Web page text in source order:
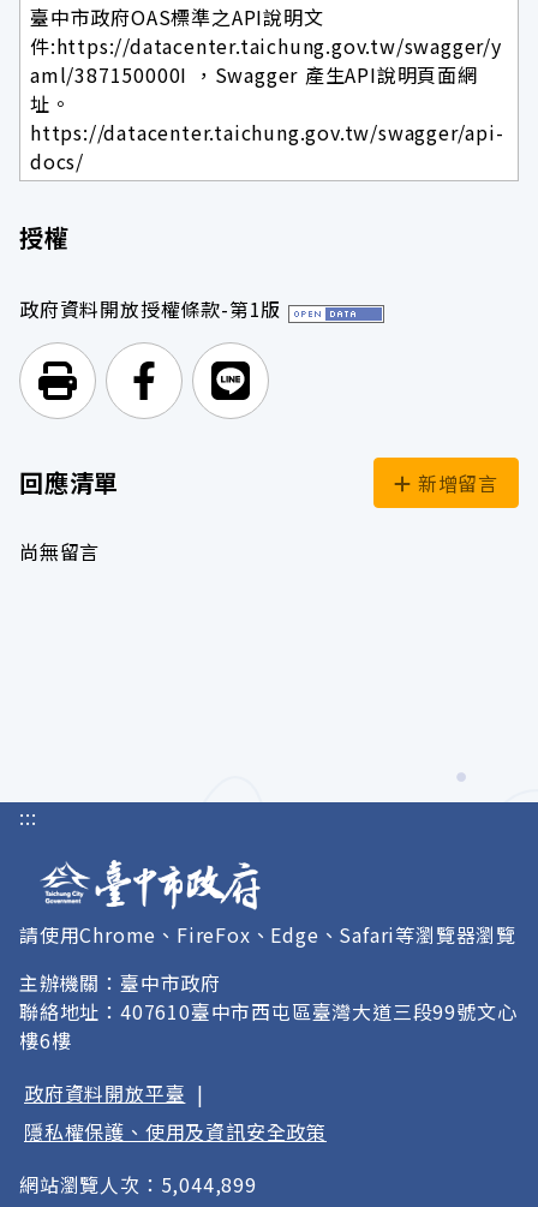
臺中市政府OAS標準之API說明文
件:https://datacenter.taichung.gov.tw/swagger/y
aml/387150000I ，Swagger 產生API說明頁面網
址。
https://datacenter.taichung.gov.tw/swagger/api-
docs/
授權
政府資料開放授權條款-第1版
列印頁面前往Facebook
前往Line
回應清單 新增留言
尚無留言
:::
請使用Chrome、FireFox、Edge、Safari等瀏覽器瀏覽
主辦機關：臺中市政府
聯絡地址：407610臺中市西屯區臺灣大道三段99號文心
樓6樓
政府資料開放平臺 |
隱私權保護、使用及資訊安全政策
網站瀏覽人次：5,044,899